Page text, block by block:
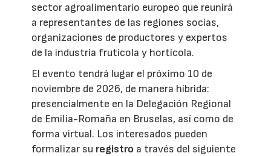
sector agroalimentario europeo que reunirá
a representantes de las regiones socias,
organizaciones de productores y expertos
de la industria frutícola y hortícola.
El evento tendrá lugar el próximo 10 de
noviembre de 2026, de manera híbrida:
presencialmente en la Delegación Regional
de Emilia-Romaña en Bruselas, así como de
forma virtual. Los interesados pueden
formalizar su registro a través del siguiente